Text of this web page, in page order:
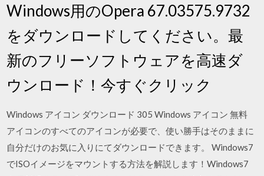
Windows用のOpera 67.03575.9732
をダウンロードしてください。最
新のフリーソフトウェアを高速ダ
ウンロード！今すぐクリック
Windows アイコン ダウンロード 305 Windows アイコン 無料
アイコンのすべてのアイコンが必要で、使い勝手はそのままに
自分だけのお気に入りにてダウンロードできます。 Windows7
でISOイメージをマウントする方法を解説します！Windows7